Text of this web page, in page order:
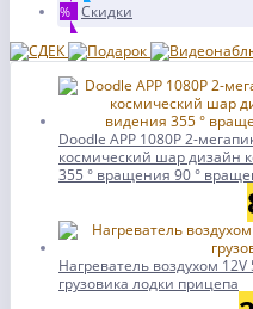
% Скидки
Doodle APP 1080P 2-
космический шар дизайн
355 ° вращения 90 °
Нагреватель воздухом
грузовика лодки прицепа